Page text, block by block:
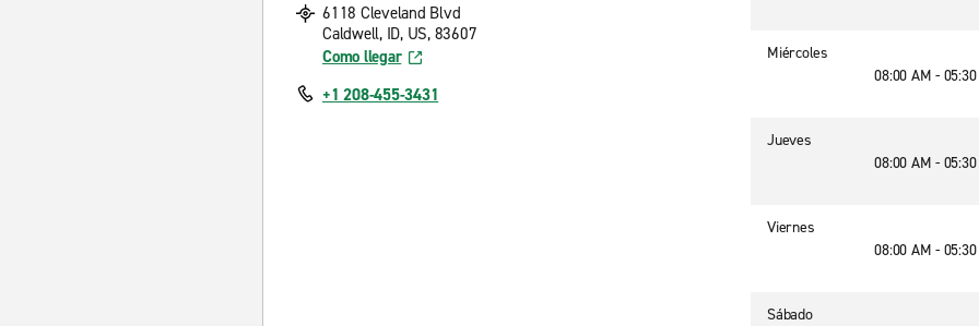
6118 Cleveland Blvd
Caldwell, ID, US, 83607
Como llegar
+1 208-455-3431
Miércoles
08:00 AM -
Jueves
08:00 AM -
Viernes
08:00 AM -
Sábado